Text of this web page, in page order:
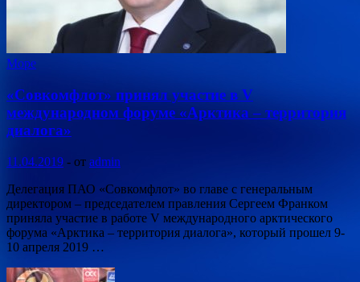
Море
«Совкомфлот» принял участие в V
международном форуме «Арктика – территория
диалога»
11.04.2019 - от admin
Делегация ПАО «Совкомфлот» во главе с генеральным
директором – председателем правления Сергеем Франком
приняла участие в работе V международного арктического
форума «Арктика – территория диалога», который прошел 9-
10 апреля 2019 …